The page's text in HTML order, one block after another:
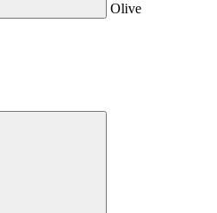
Olive